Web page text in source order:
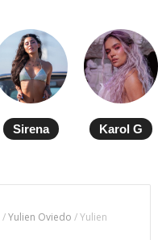
Sirena Karol G
/Yulien Oviedo /Yulien